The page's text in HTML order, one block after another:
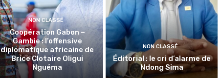
NON CLASSÉ
Coopération Gabon –
Gambie : l’offensive
diplomatique africaine de
Brice Clotaire Oligui
Nguéma
NON CLASSÉ
Éditorial : le cri d’alarme de
Ndong Sima